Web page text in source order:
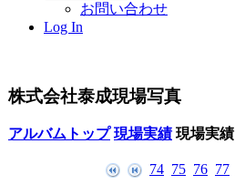
お問い合わせ
Log In
株式会社泰成現場写真
アルバムトップ 現場実績 現場実績
74 75 76 77